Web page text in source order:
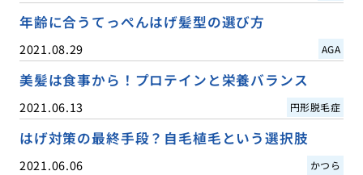
年齢に合うてっぺんはげ髪型の選び方
2021.08.29 AGA
美髪は食事から！プロテインと栄養バランス
2021.06.13 円形脱毛症
はげ対策の最終手段？自毛植毛という選択肢
2021.06.06 かつら